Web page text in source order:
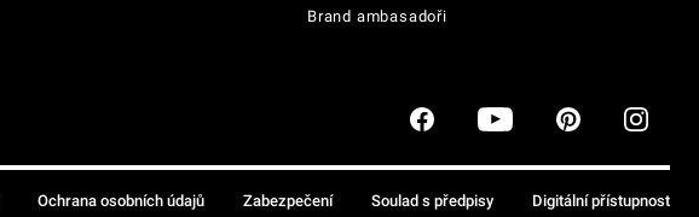
Brand ambasadoři
Ochrana osobních údajů Zabezpečení Soulad s předpisy Digitální přístupnost